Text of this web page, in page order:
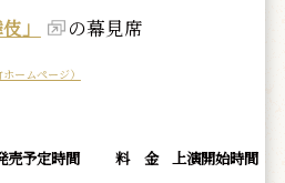
」
の幕見席
ームページ）
売予定時間 料 金 上演開始時間